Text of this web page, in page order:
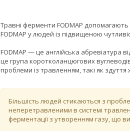
Травні ферменти FODMAP
FODMAP у людей із підвищеною
FODMAP — це англійська абревіатура
це група коротколанцюгових
проблеми із травленням, такі як
Більшість людей стикаються з
неперетравленими в системі
ферментації з утворенням газу, що